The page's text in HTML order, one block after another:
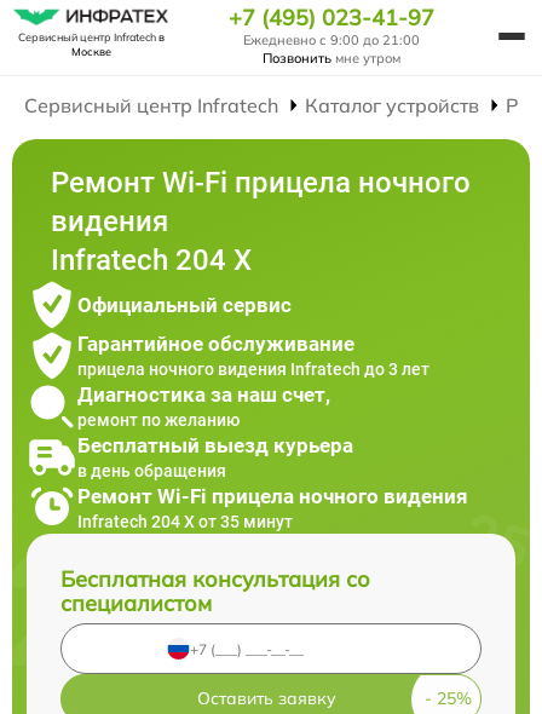
Сервисный центр Infratechв
Москве
+7 (495) 023-41-97
Ежедневно с 9:00 до 21:00
Позвонить мне утром
Сервисный центр Infratech Каталог устройств
Ремонт Wi-Fi прицела ночного
видения
Infratech 204 Х
Официальный сервис
Гарантийное обслуживание
прицела ночного видения Infratech до 3 лет
Диагностика за наш счет,
ремонт по желанию
Бесплатный выезд курьера
в день обращения
Ремонт Wi-Fi прицела ночного видения
Infratech 204 Х от 35 минут
Бесплатная консультация со
специалистом
Оставить заявку